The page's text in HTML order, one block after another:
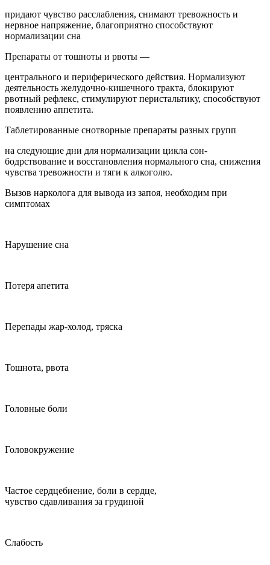
придают чувство расслабления, снимают тревожность и
нервное напряжение, благоприятно способствуют
нормализации сна
Препараты от тошноты и рвоты —
центрального и периферического действия. Нормализуют
деятельность желудочно-кишечного тракта, блокируют
рвотный рефлекс, стимулируют перистальтику, способствуют
появлению аппетита.
Таблетированные снотворные препараты разных групп
на следующие дни для нормализации цикла сон-
бодрствование и восстановления нормального сна, снижения
чувства тревожности и тяги к алкоголю.
Вызов нарколога для вывода из запоя, необходим при
симптомах
Нарушение сна
Потеря апетита
Перепады жар-холод, тряска
Тошнота, рвота
Головные боли
Головокружение
Частое сердцебиение, боли в сердце,
чувство сдавливания за грудиной
Слабость